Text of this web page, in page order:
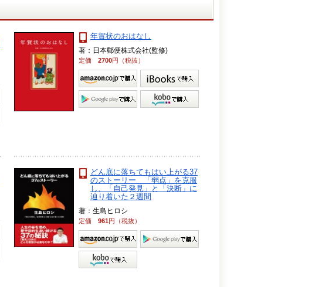
年賀状のおはなし
著：日本郵便株式会社(監修)
定価 2700円（税抜）
どん底に落ちてもはい上がる37
のストーリー 「弱点」を克服
し、「自己発見」と「決断」に
辿り着いた２週間
著：生島ヒロシ
定価 961円（税抜）